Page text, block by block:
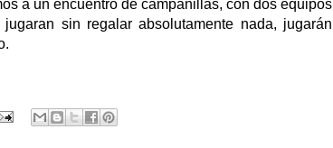
a un encuentro de campanillas, con dos equipos
sin regalar absolutamente nada, jugarán